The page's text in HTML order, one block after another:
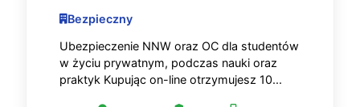
Bezpieczny
Ubezpieczenie NNW oraz OC dla studentów
w życiu prywatnym, podczas nauki oraz
praktyk Kupując on-line otrzymujesz 10...